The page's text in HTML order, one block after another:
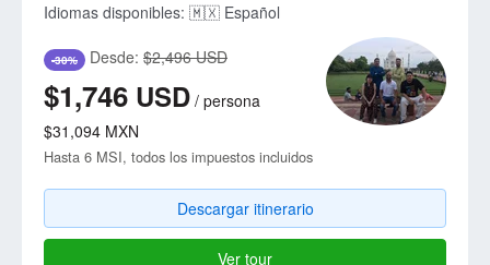
Idiomas disponibles: 🇲🇽 Español
-30% Desde: $2,496 USD
$1,746 USD / persona
$31,094 MXN
Hasta 6 MSI, todos los impuestos incluidos
Descargar itinerario
Ver tour